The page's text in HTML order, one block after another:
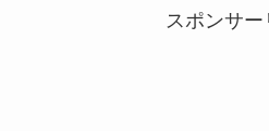
スポンサー